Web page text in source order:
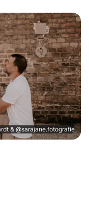
& @sarajane.fotografie